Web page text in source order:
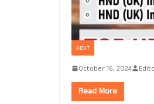
ADVT
October 16, 2024
Read More